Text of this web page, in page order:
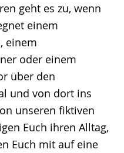
geht es zu, wenn
einem
einem
oder einem
über den
und von dort ins
unseren fiktiven
Euch ihren Alltag,
Euch mit auf eine